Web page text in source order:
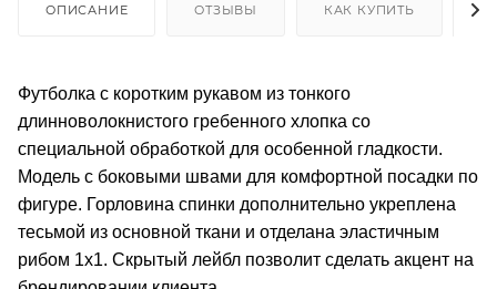
ОПИСАНИЕ ОТЗЫВЫ КАК КУПИТЬ
Футболка с коротким рукавом из тонкого
длинноволокнистого гребенного хлопка со
специальной обработкой для особенной гладкости.
Модель с боковыми швами для комфортной посадки по
фигуре. Горловина спинки дополнительно укреплена
тесьмой из основной ткани и отделана эластичным
рибом 1х1. Скрытый лейбл позволит сделать акцент на